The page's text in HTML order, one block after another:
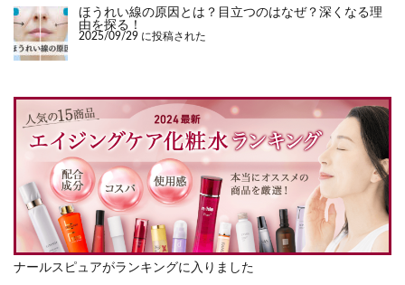
ほうれい線の原因とは？目立つのはなぜ？深くなる理
由を探る！
2025/09/29 に投稿された
ナールスピュアがランキングに入りました